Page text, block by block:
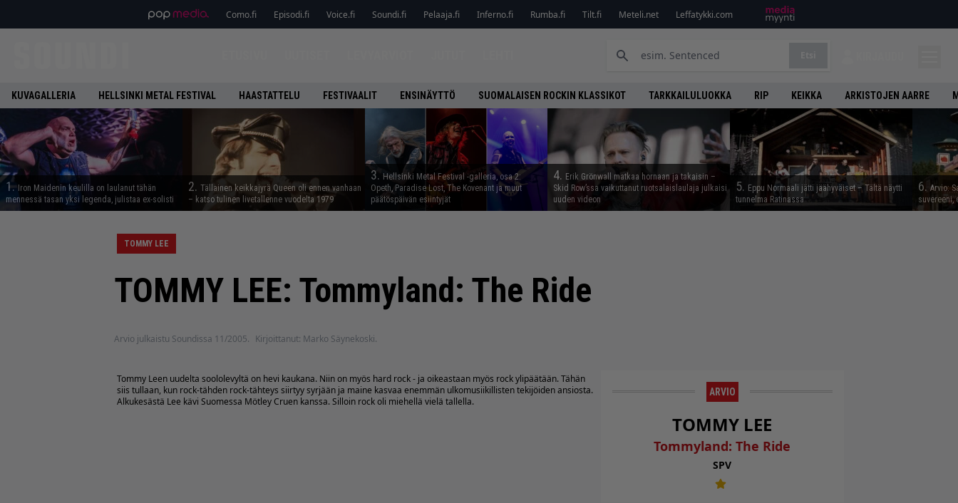
Como.fi Episodi.fi Voice.fi Soundi.fi Pelaaja.fi Inferno.fi Rumba.fi Tilt.fi Meteli.net Leffatykki.com
KUVAGALLERIA HELLSINKI METAL FESTIVAL HAASTATTELU FESTIVAALIT ENSINÄYTTÖ SUOMALAISEN ROCKIN KLASSIKOT TARKKAILULUOKKA RIP KEIKKA ARKISTOJEN AARRE
1. Iron Maidenin keulilla on laulanut tähän
mennessä tasan yksi legenda, julistaa ex-solisti
2. Tällainen keikkajyrä Queen oli ennen vanhaan
– katso tulinen livetallenne vuodelta 1979
3. Hellsinki Metal Festival -galleria, osa 2:
Opeth, Paradise Lost, The Kovenant ja muut
päätöspäivän esiintyjät
4. Erik Grönwall matkaa hornaan ja takaisin –
Skid Row’ssa vaikuttanut ruotsalaislaulaja julkaisi
uuden videon
5. Eppu Normaali jätti jäähyväiset – Tältä näytti
tunnelma Ratinassa
6. Arvio:
suvereeni,
TOMMY LEE
TOMMY LEE: Tommyland: The Ride
Arvio julkaistu Soundissa 11/2005. Kirjoittanut: Marko Säynekoski.
Tommy Leen uudelta soololevyltä on hevi kaukana. Niin on myös hard rock - ja oikeastaan myös rock ylipäätään. Tähän
siis tullaan, kun rock-tähden rock-tähteys siirtyy syrjään ja maine kasvaa enemmän ulkomusiikillisten tekijöiden ansiosta.
Alkukesästä Lee kävi Suomessa Mötley Cruen kanssa. Silloin rock oli miehellä vielä tallella.
ARVIO
TOMMY LEE
Tommyland: The Ride
SPV